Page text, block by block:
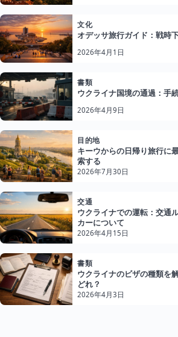
文化
オデッサ旅行ガイド：戦時
2026年4月1日
書類
ウクライナ国境の通過：手
2026年4月9日
目的地
キーウからの日帰り旅行に
索する
2026年7月30日
交通
ウクライナでの運転：交通
カーについて
2026年4月15日
書類
ウクライナのビザの種類を
どれ？
2026年4月3日